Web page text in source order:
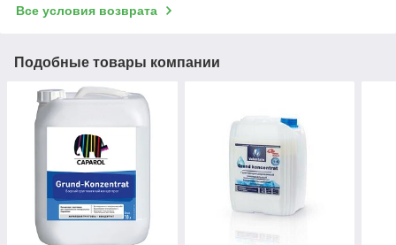
Все условия возврата
Подобные товары компании